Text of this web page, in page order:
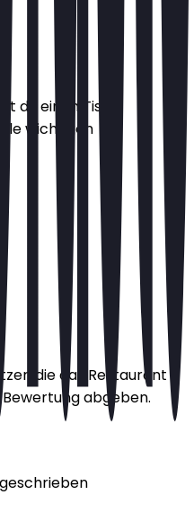
du einen Tisch
wichtigen
die das Restaurant
Bewertung abgeben.